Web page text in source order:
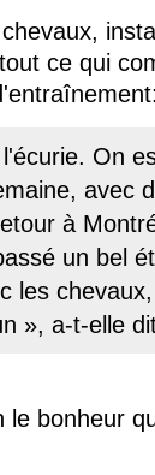
ce qui
On
avec
à
un bel
les
», a-t-elle
bonheur